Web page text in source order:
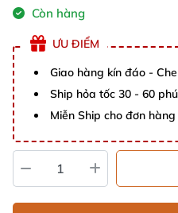
Còn hàng
ƯU ĐIỂM
Giao hàng kín đáo -
Ship hỏa tốc 30 - 60
Miễn Ship cho đơn